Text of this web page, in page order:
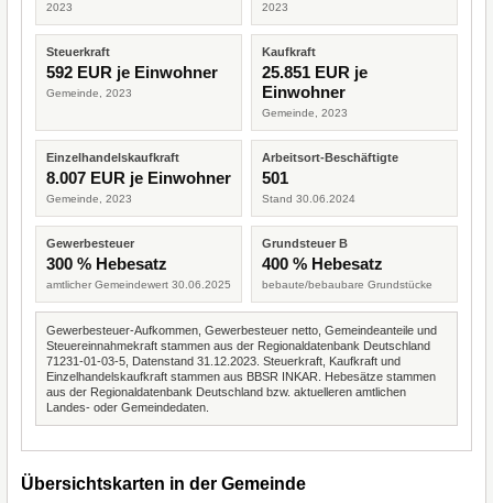
2023 2023
Steuerkraft
592 EUR je Einwohner
Gemeinde, 2023
Kaufkraft
25.851 EUR je
Einwohner
Gemeinde, 2023
Einzelhandelskaufkraft
8.007 EUR je Einwohner
Gemeinde, 2023
Arbeitsort-Beschäftigte
501
Stand 30.06.2024
Gewerbesteuer
300 % Hebesatz
amtlicher Gemeindewert 30.06.2025
Grundsteuer B
400 % Hebesatz
bebaute/bebaubare Grundstücke
Gewerbesteuer-Aufkommen, Gewerbesteuer netto, Gemeindeanteile und
Steuereinnahmekraft stammen aus der Regionaldatenbank Deutschland
71231-01-03-5, Datenstand 31.12.2023. Steuerkraft, Kaufkraft und
Einzelhandelskaufkraft stammen aus BBSR INKAR. Hebesätze stammen
aus der Regionaldatenbank Deutschland bzw. aktuelleren amtlichen
Landes- oder Gemeindedaten.
Übersichtskarten in der Gemeinde